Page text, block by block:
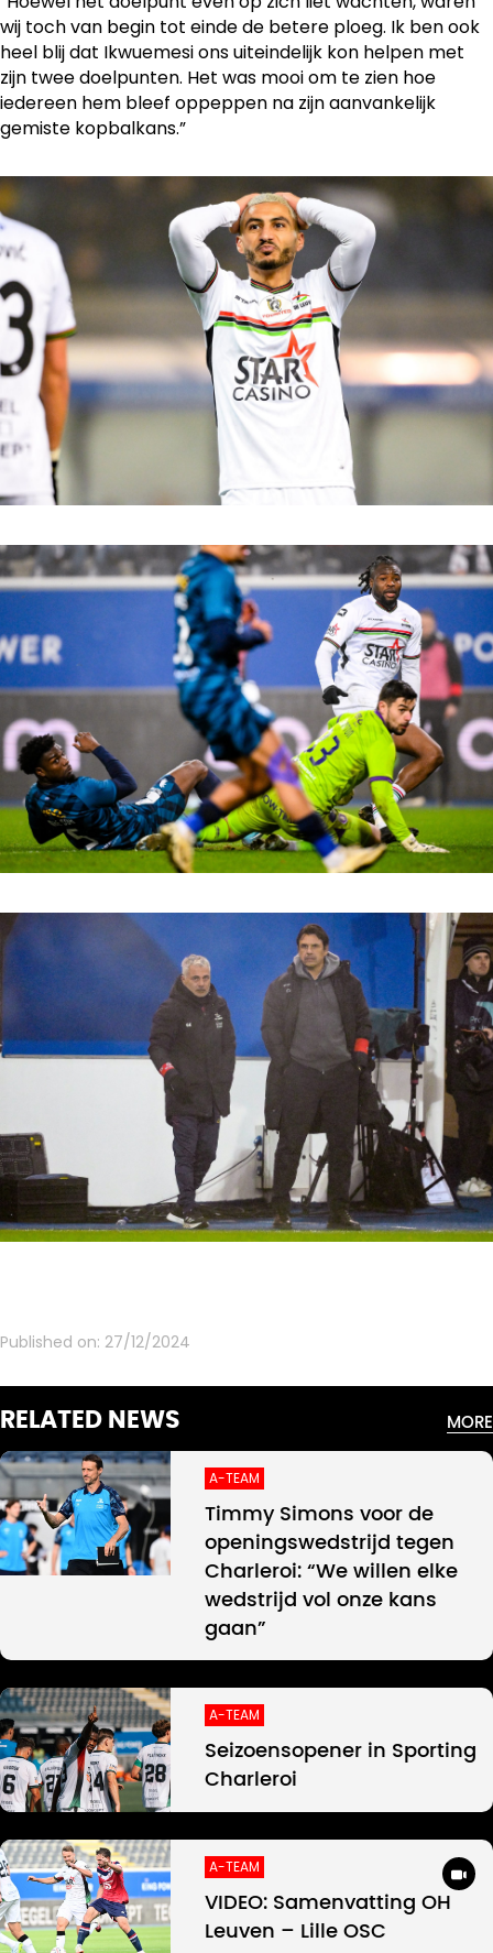
wij toch van begin tot einde de betere ploeg. Ik ben ook
heel blij dat Ikwuemesi ons uiteindelijk kon helpen met
zijn twee doelpunten. Het was mooi om te zien hoe
iedereen hem bleef oppeppen na zijn aanvankelijk
gemiste kopbalkans.”
Published on: 27/12/2024
RELATED NEWS MORE
A-TEAM
Timmy Simons voor de
openingswedstrijd tegen
Charleroi: “We willen elke
wedstrijd vol onze kans
gaan”
A-TEAM
Seizoensopener in Sporting
Charleroi
A-TEAM
VIDEO: Samenvatting OH
Leuven – Lille OSC